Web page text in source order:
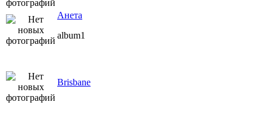
Анета
album1
Brisbane